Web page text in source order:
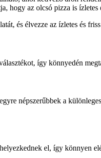
hogy az olcsó pizza is ízletes
és élvezze az ízletes és
így könnyedén
népszerűbbek a
el, így könnyen